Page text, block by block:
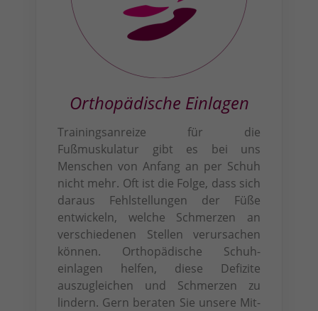
Orthopädische Einlagen
Trainingsanreize für die
Fußmuskulatur gibt es bei uns
Menschen von Anfang an per Schuh
nicht mehr. Oft ist die Folge, dass sich
daraus Fehlstellungen der Füße
entwickeln, welche Schmerzen an
verschiedenen Stellen verursachen
können. Orthopädische Schuh­
einlagen helfen, diese Defizite
auszugleichen und Schmerzen zu
lindern. Gern beraten Sie unsere Mit­